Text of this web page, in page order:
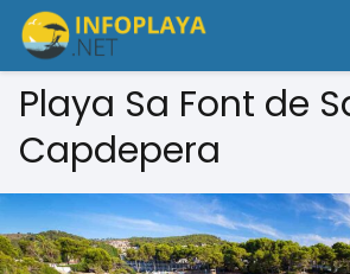
Playa Sa Font de
Capdepera